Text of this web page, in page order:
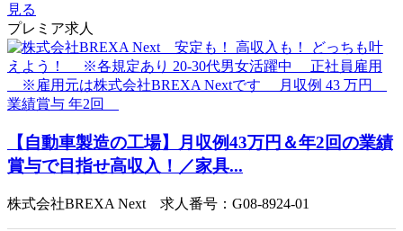
見る
プレミア求人
【自動車製造の工場】月収例43万円＆年2回の業績
賞与で目指せ高収入！／家具...
株式会社BREXA Next 求人番号：G08-8924-01